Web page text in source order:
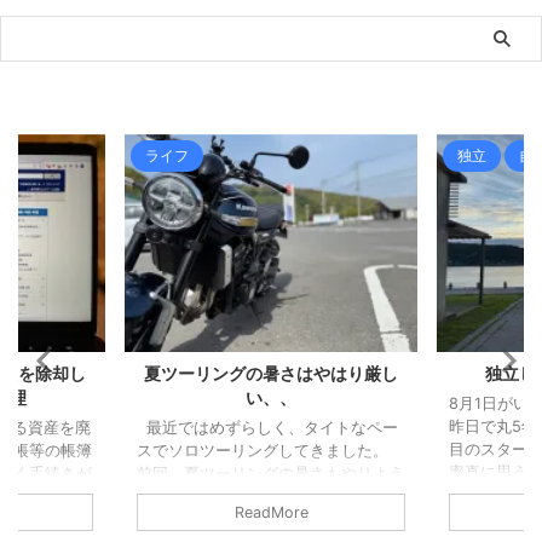
を除却し
理
る資産を廃
帳等の帳簿
く手続きが
除却」と
ライフ
夏ツーリングの暑さはやはり厳し
い、、
最近ではめずらしく、タイトなペー
スでソロツーリングしてきました。
前回、夏ツーリングの暑さもやりよう
はあるはず、という記事を書きました
が、最初に掲げた「ずらす」が中途半
ReadMore
独立 自
独立し
8月1日がい
昨日で丸5
目のスター
率直に思う
生活できて